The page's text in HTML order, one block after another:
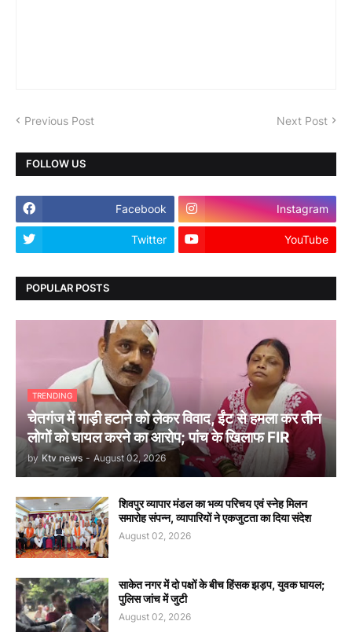
Previous Post Next Post
FOLLOW US
Facebook Instagram
Twitter YouTube
POPULAR POSTS
TRENDING
चेतगंज में गाड़ी हटाने को लेकर विवाद, ईंट से हमला कर तीन
लोगों को घायल करने का आरोप; पांच के खिलाफ FIR
by Ktv news - August 02, 2026
शिवपुर व्यापार मंडल का भव्य परिचय एवं स्नेह मिलन
समारोह संपन्न, व्यापारियों ने एकजुटता का दिया संदेश
August 02, 2026
साकेत नगर में दो पक्षों के बीच हिंसक झड़प, युवक घायल;
पुलिस जांच में जुटी
August 02, 2026